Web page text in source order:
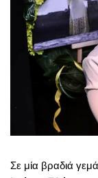
Σε μία βραδιά